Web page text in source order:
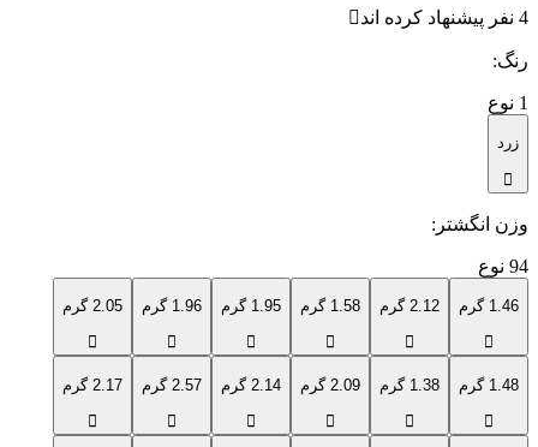
4 نفر پیشنهاد کرده اند
رنگ:
1 نوع
زرد
وزن انگشتر :
94 نوع
1.46 گرم 2.12 گرم 1.58 گرم 1.95 گرم 1.96 گرم 2.05 گرم
1.48 گرم 1.38 گرم 2.09 گرم 2.14 گرم 2.57 گرم 2.17 گرم